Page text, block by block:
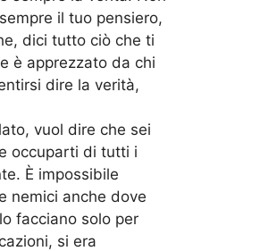
il tuo pensiero,
dici tutto ciò che ti
è apprezzato da chi
dire la verità,
vuol dire che sei
occuparti di tutti i
È impossibile
nemici anche dove
facciano solo per
si era